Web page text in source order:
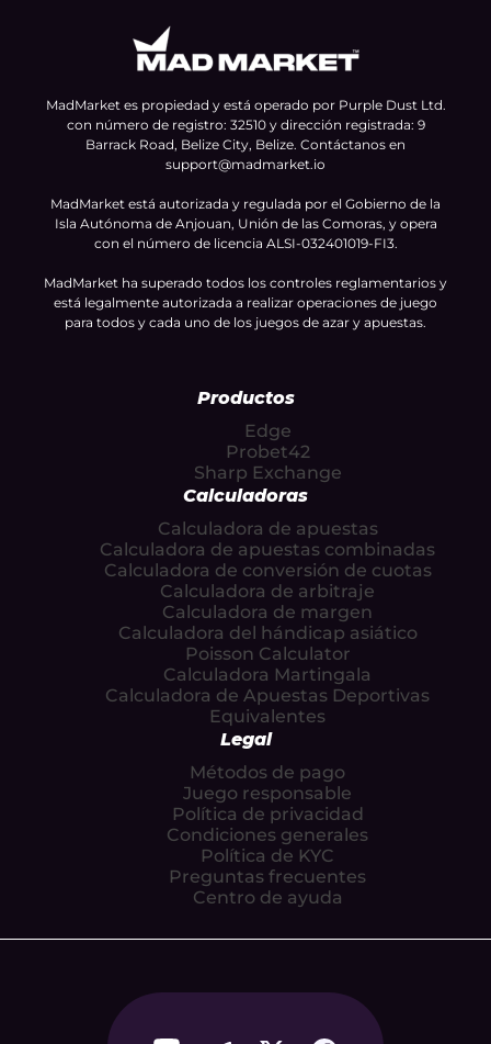
MadMarket es propiedad y está operado por Purple Dust Ltd.
con número de registro: 32510 y dirección registrada: 9
Barrack Road, Belize City, Belize. Contáctanos en
support@madmarket.io
MadMarket está autorizada y regulada por el Gobierno de la
Isla Autónoma de Anjouan, Unión de las Comoras, y opera
con el número de licencia ALSI-032401019-FI3.
MadMarket ha superado todos los controles reglamentarios y
está legalmente autorizada a realizar operaciones de juego
para todos y cada uno de los juegos de azar y apuestas.
Productos
Edge
Probet42
Sharp Exchange
Calculadoras
Calculadora de apuestas
Calculadora de apuestas combinadas
Calculadora de conversión de cuotas
Calculadora de arbitraje
Calculadora de margen
Calculadora del hándicap asiático
Poisson Calculator
Calculadora Martingala
Calculadora de Apuestas Deportivas
Equivalentes
Legal
Métodos de pago
Juego responsable
Política de privacidad
Condiciones generales
Política de KYC
Preguntas frecuentes
Centro de ayuda